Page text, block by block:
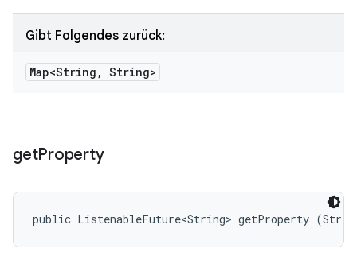
Gibt Folgendes zurück:
Map<String , String>
getProperty
public ListenableFuture<String> getProperty